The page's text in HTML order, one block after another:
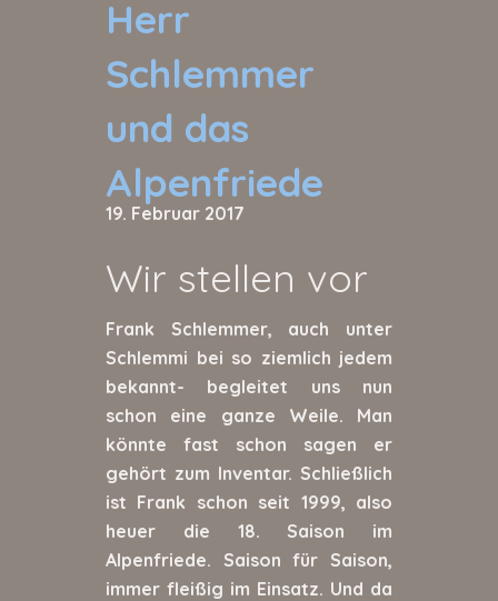
Herr
Schlemmer
und das
Alpenfriede
19. Februar 2017
Wir stellen vor
Frank Schlemmer, auch unter
Schlemmi bei so ziemlich jedem
bekannt- begleitet uns nun
schon eine ganze Weile. Man
könnte fast schon sagen er
gehört zum Inventar. Schließlich
ist Frank schon seit 1999, also
heuer die 18. Saison im
Alpenfriede. Saison für Saison,
immer fleißig im Einsatz. Und da